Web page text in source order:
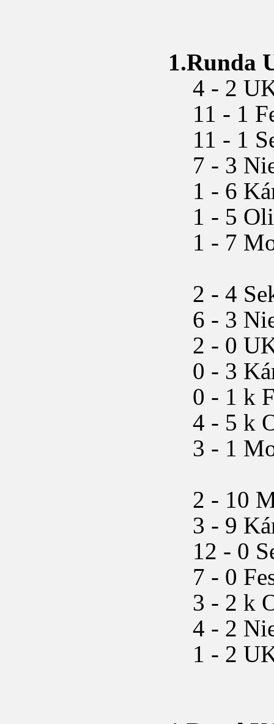
1.Runda
4 - 2
11 - 1
11 - 1
7 - 3
1 - 6
1 - 5
1 - 7
2 - 4
6 - 3
2 - 0
0 - 3
0 - 1 k
4 - 5 k
3 - 1
2 - 10
3 - 9
12 - 0
7 - 0
3 - 2 k
4 - 2
1 - 2